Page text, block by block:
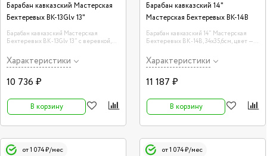
Барабан кавказский Мастерская
Бехтеревых BK-13Glv 13"
Барабан кавказский Мастерская
Бехтеревых BK-13Glv 13" с веревкой,
Характеристики
10 736 ₽
В корзину
Барабан кавказский 14"
Мастерская Бехтеревых BK-14B
Барабан кавказский 14" Мастерская
Бехтеревых BK-14B, 34х35,6см, цвет —
Характеристики
11 187 ₽
В корзину
от 1 074 ₽/мес от 1 074 ₽/мес